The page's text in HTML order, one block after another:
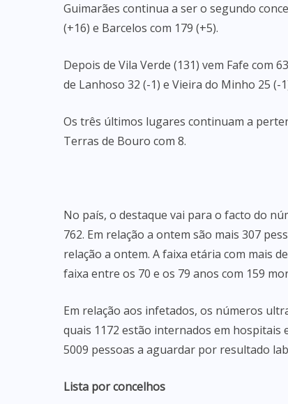
Guimarães continua a ser o segundo
(+16) e Barcelos com 179 (+5).
Depois de Vila Verde (131) vem Fafe com
de Lanhoso 32 (-1) e Vieira do Minho 25 (-
Os três últimos lugares continuam a
Terras de Bouro com 8.
No país, o destaque vai para o facto do
762. Em relação a ontem são mais 307
relação a ontem. A faixa etária com mais
faixa entre os 70 e os 79 anos com 159
Em relação aos infetados, os números
quais 1172 estão internados em hospitais
5009 pessoas a aguardar por resultado
Lista por concelhos